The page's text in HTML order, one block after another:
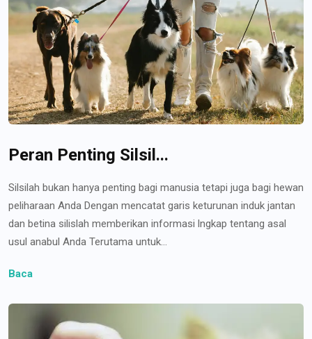
Peran Penting Silsil...
Silsilah bukan hanya penting bagi manusia tetapi juga bagi hewan
peliharaan Anda Dengan mencatat garis keturunan induk jantan
dan betina silislah memberikan informasi lngkap tentang asal
usul anabul Anda Terutama untuk...
Baca